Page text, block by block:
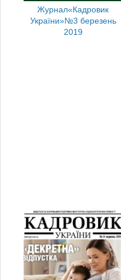
Журнал«Кадровик
України»№3 березень
2019